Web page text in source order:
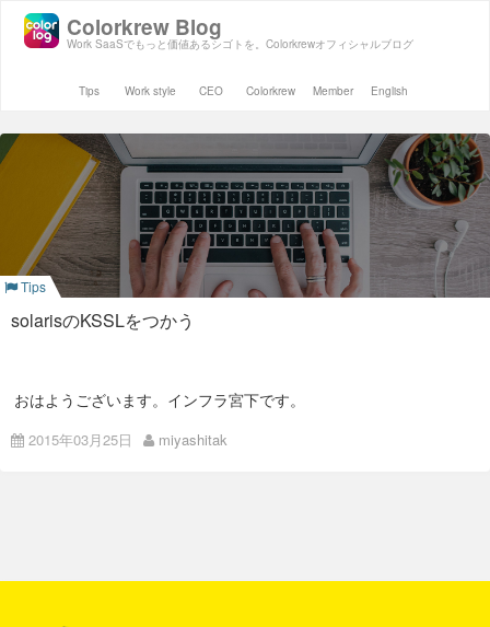
Work SaaSでもっと価値あるシゴトを。Colorkrewオフィシャルブログ
Colorkrew Blog
Tips Work style CEO Colorkrew Member English
Tips
solarisのKSSLをつかう
おはようございます。インフラ宮下です。
で今回はKSSLを使ってSSLをterminateする設定を紹介しま
ます。 KSSLで終端するのはglobal ZONEです。
2015年03月25日 miyashitak
ナ